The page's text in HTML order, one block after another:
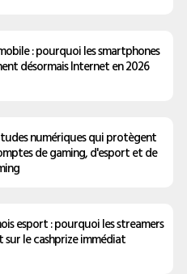
: pourquoi les smartphones
désormais Internet en 2026
numériques qui protègent
de gaming, d'esport et de
esport : pourquoi les streamers
sur le cashprize immédiat